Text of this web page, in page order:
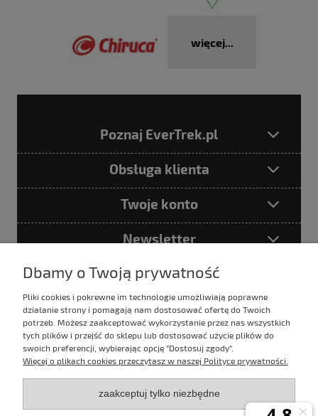
więcej...
Poznaj EverTrek.pl
Obsługa klienta
Twoje konto
Newsletter
Podając adres e-mail akceptujesz
Politykę prywatności
E-mail:
sklep@evertrek.pl
Dbamy o Twoją prywatność
Pliki cookies i pokrewne im technologie umożliwiają poprawne
działanie strony i pomagają nam dostosować ofertę do Twoich
potrzeb. Możesz zaakceptować wykorzystanie przez nas wszystkich
tych plików i przejść do sklepu lub dostosować użycie plików do
swoich preferencji, wybierając opcję "Dostosuj zgody".
Więcej o plikach cookies przeczytasz w naszej Polityce prywatności.
zaakceptuj tylko niezbędne